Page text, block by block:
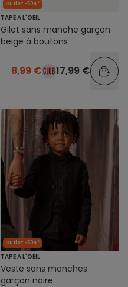
Outlet -50%*
TAPE A L'OEIL
Gilet sans manche garçon
beige à boutons
8,99 € 17,99 €
Outlet -50%*
TAPE A L'OEIL
Veste sans manches
garçon noire